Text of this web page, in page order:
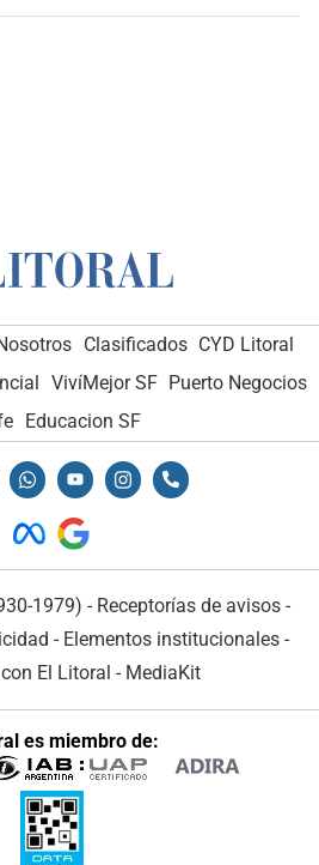
Clasificados CYD Litoral
VivíMejor SF Puerto Negocios
Educacion SF
1979) - Receptorías de avisos -
- Elementos institucionales -
El Litoral - MediaKit
es miembro de: